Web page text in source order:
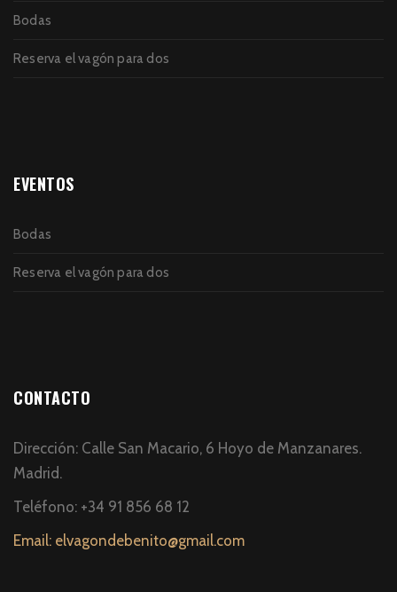
Bodas
Reserva el vagón para dos
EVENTOS
Bodas
Reserva el vagón para dos
CONTACTO
Dirección: Calle San Macario, 6 Hoyo de Manzanares.
Madrid.
Teléfono: +34 91 856 68 12
Email: elvagondebenito@gmail.com